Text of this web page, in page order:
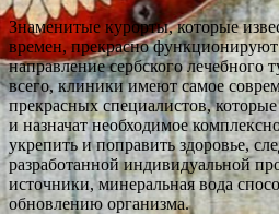
Знаменитые курорты, которые
времен, прекрасно
направление сербского лечебного
всего, клиники имеют самое
прекрасных специалистов,
и назначат необходимое
укрепить и поправить здоровье,
разработанной индивидуальной
источники, минеральная вода
обновлению организма.